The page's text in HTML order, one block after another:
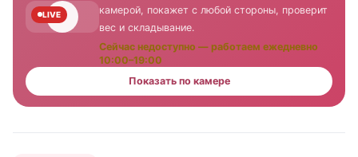
LIVE
камерой, покажет с любой стороны, проверит
вес и складывание.
Сейчас недоступно — работаем ежедневно
10:00–19:00
Показать по камере